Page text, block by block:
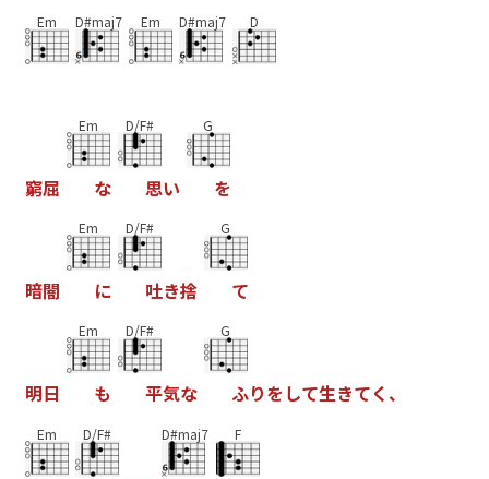
Em D#maj7 Em D#maj7 D
窮屈
Em
な
D/F#
思い
G
を
暗闇
Em
に
D/F#
吐き捨
G
て
明日
Em
も
D/F#
平気な
G
ふりをして生きてく、
Em D/F# D#maj7 F